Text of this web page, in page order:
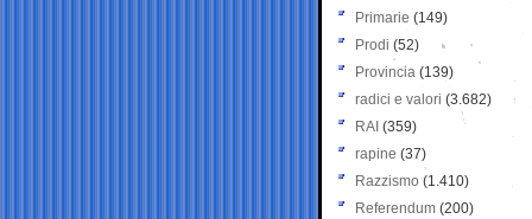
Primarie (149)
Prodi (52)
Provincia (139)
radici e valori (3.682)
RAI (359)
rapine (37)
Razzismo (1.410)
Referendum (200)